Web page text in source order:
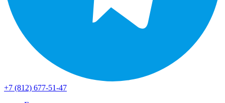
+7 (812) 677-51-47